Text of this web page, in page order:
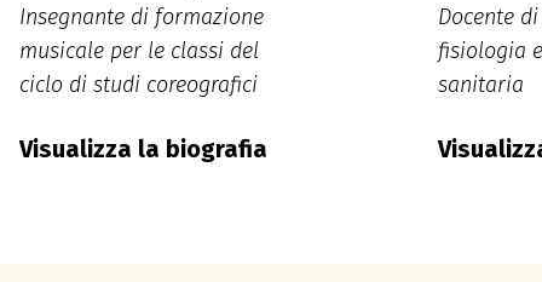
Insegnante di formazione
musicale per le classi del
ciclo di studi coreografici
Visualizza la biografia
Docente
fisiologia
sanitaria